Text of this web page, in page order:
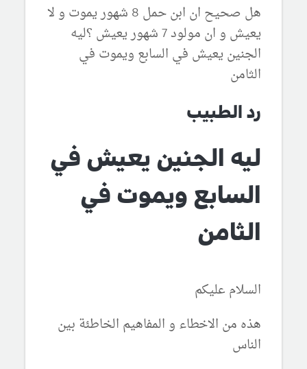
هل صحيح ان ابن حمل 8 شهور يموت و لا
يعيش و ان مولود 7 شهور يعيش ؟ليه
الجنين يعيش في السابع ويموت في
الثامن
رد الطبيب
ليه الجنين يعيش في
السابع ويموت في
الثامن
السلام عليكم
هذه من الاخطاء و المفاهيم الخاطئة بين
الناس